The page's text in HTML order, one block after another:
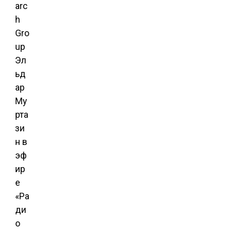
arc
h
Gro
up
Эл
ьд
ар
Му
рта
зи
н в
эф
ир
е
«Ра
ди
о